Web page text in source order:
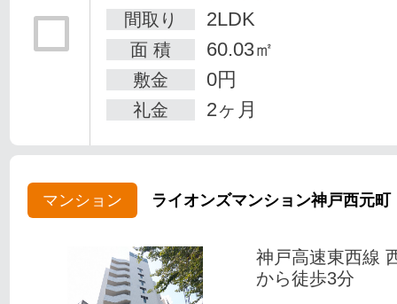
間取り
2LDK
面 積 60.03㎡
敷金 0円
礼金 2ヶ月
マンション ライオンズマンション神戸西元町
神戸高速東西線
から徒歩3分